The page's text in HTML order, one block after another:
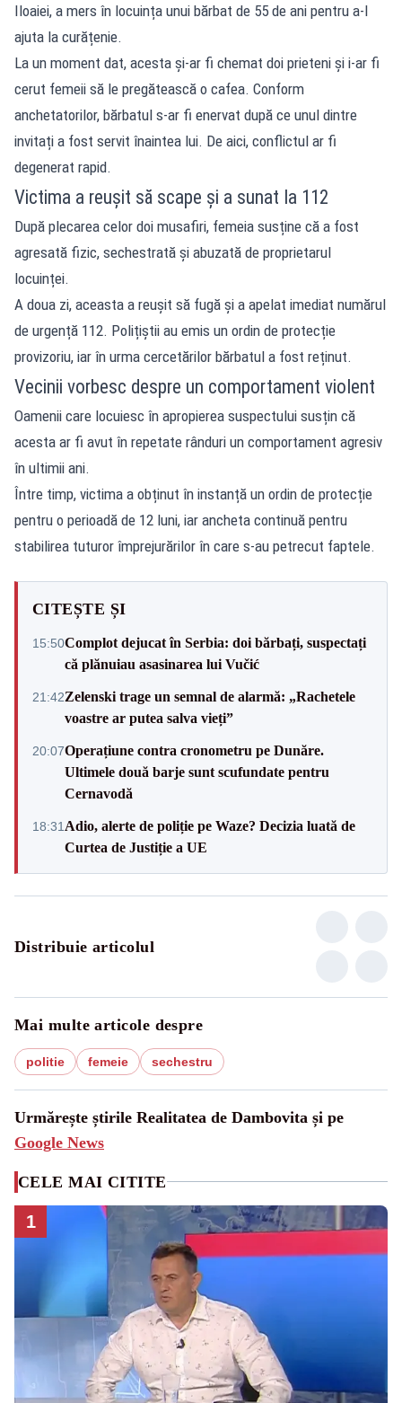
Iloaiei, a mers în locuința unui bărbat de 55 de ani pentru a-l
ajuta la curățenie.
La un moment dat, acesta și-ar fi chemat doi prieteni și i-ar fi
cerut femeii să le pregătească o cafea. Conform
anchetatorilor, bărbatul s-ar fi enervat după ce unul dintre
invitați a fost servit înaintea lui. De aici, conflictul ar fi
degenerat rapid.
Victima a reușit să scape și a sunat la 112
După plecarea celor doi musafiri, femeia susține că a fost
agresată fizic, sechestrată și abuzată de proprietarul
locuinței.
A doua zi, aceasta a reușit să fugă și a apelat imediat numărul
de urgență 112. Polițiștii au emis un ordin de protecție
provizoriu, iar în urma cercetărilor bărbatul a fost reținut.
Vecinii vorbesc despre un comportament violent
Oamenii care locuiesc în apropierea suspectului susțin că
acesta ar fi avut în repetate rânduri un comportament agresiv
în ultimii ani.
Între timp, victima a obținut în instanță un ordin de protecție
pentru o perioadă de 12 luni, iar ancheta continuă pentru
stabilirea tuturor împrejurărilor în care s-au petrecut faptele.
CITEȘTE ȘI
15:50Complot dejucat în Serbia: doi bărbați, suspectați
că plănuiau asasinarea lui Vučić
21:42Zelenski trage un semnal de alarmă: „Rachetele
voastre ar putea salva vieți”
20:07Operațiune contra cronometru pe Dunăre.
Ultimele două barje sunt scufundate pentru
Cernavodă
18:31 Adio, alerte de poliție pe Waze? Decizia luată de
Curtea de Justiție a UE
Distribuie articolul
Mai multe articole despre
politie femeie sechestru
Urmărește știrile Realitatea de Dambovita și pe
Google News
CELE MAI CITITE
1